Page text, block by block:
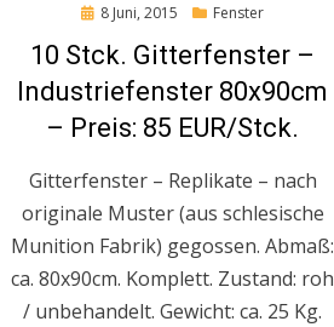
Posted
8 Juni, 2015 Fenster
10 Stck. Gitterfenster –
Industriefenster 80x90cm
– Preis: 85 EUR/Stck.
Gitterfenster – Replikate – nach
originale Muster (aus schlesische
Munition Fabrik) gegossen. Abmaß:
ca. 80x90cm. Komplett. Zustand: roh
/ unbehandelt. Gewicht: ca. 25 Kg.